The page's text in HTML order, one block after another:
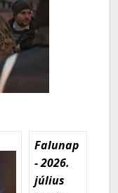
Falunap
- 2026.
július